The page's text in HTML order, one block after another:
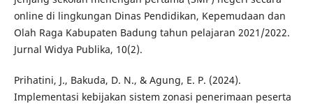
online di lingkungan Dinas Pendidikan, Kepemudaan dan
Olah Raga Kabupaten Badung tahun pelajaran 2021/2022.
Jurnal Widya Publika, 10(2).
Prihatini, J., Bakuda, D. N., & Agung, E. P. (2024).
Implementasi kebijakan sistem zonasi penerimaan peserta